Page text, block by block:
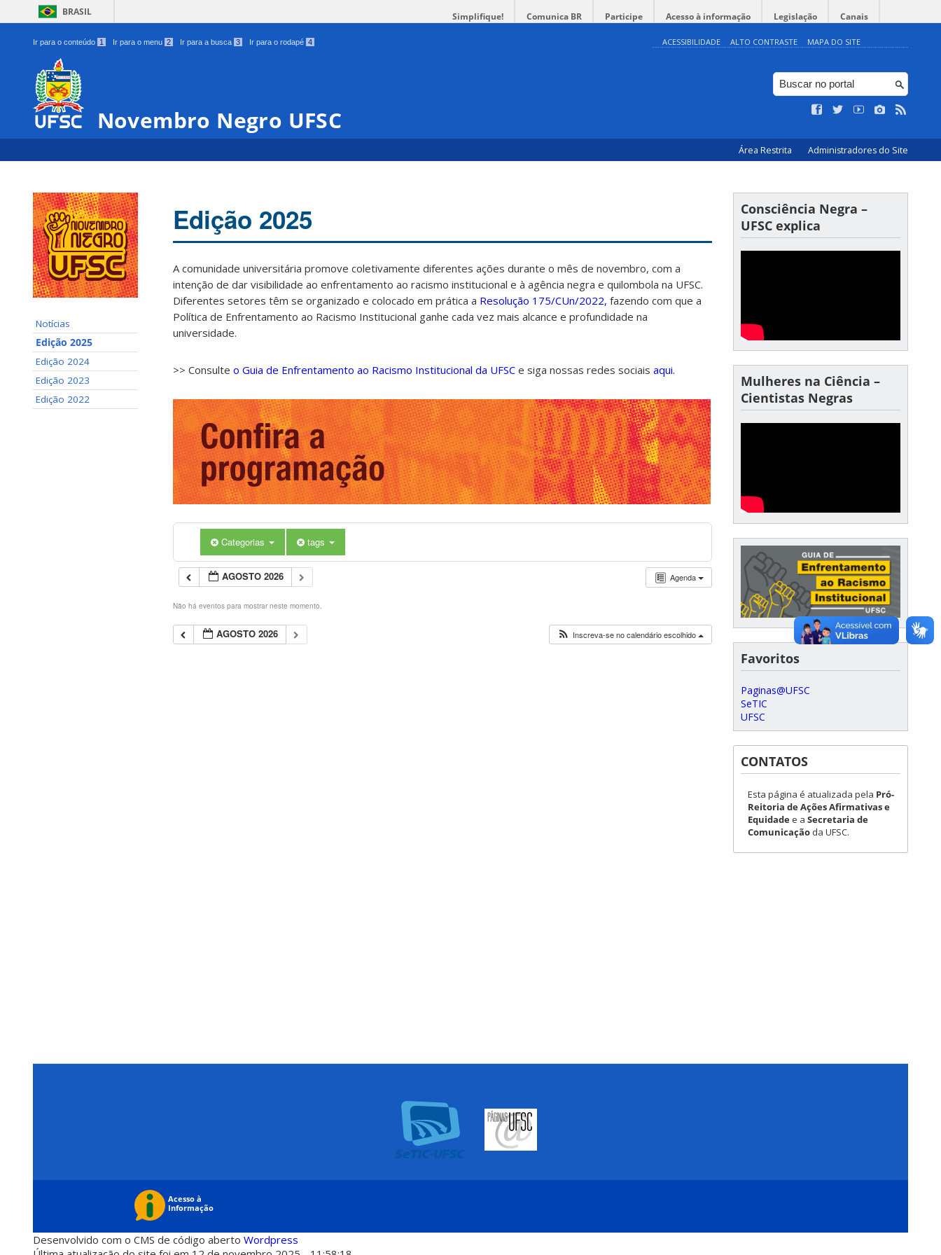
BRASIL Simplifique! Comunica BR Participe Acesso à informação Legislação Canais
Ir para o conteúdo 1 Ir para o menu 2 Ir para a busca 3 Ir para o rodapé 4 ACESSIBILIDADE ALTO CONTRASTE MAPA DO SITE
Novembro Negro UFSC
Área Restrita Administradores do Site
Notícias
Edição 2025
Edição 2024
Edição 2023
Edição 2022
Edição 2025
A comunidade universitária promove coletivamente diferentes ações durante o mês de novembro, com a
intenção de dar visibilidade ao enfrentamento ao racismo institucional e à agência negra e quilombola na UFSC.
Diferentes setores têm se organizado e colocado em prática a Resolução 175/CUn/2022, fazendo com que a
Política de Enfrentamento ao Racismo Institucional ganhe cada vez mais alcance e profundidade na
universidade.
>> Consulte o Guia de Enfrentamento ao Racismo Institucional da UFSC e siga nossas redes sociais aqui.
Categorias tags
Agenda
AGOSTO 2026
Não há eventos para mostrar neste momento.
AGOSTO 2026 Inscreva-se no calendário escolhido
Consciência Negra –
UFSC explica
Mulheres na Ciência –
Cientistas Negras
Favoritos
Paginas@UFSC
SeTIC
UFSC
CONTATOS
Esta página é atualizada pela Pró-
Reitoria de Ações Afirmativas e
Equidadee a Secretaria de
Comunicação da UFSC.
Desenvolvido com o CMS de código aberto Wordpress